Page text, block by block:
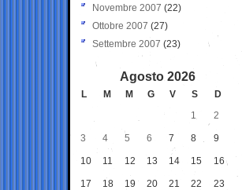
Novembre 2007 (22)
Ottobre 2007 (27)
Settembre 2007 (23)
Agosto 2026
L M M G V S
D
1
2
3 4 5 6 7 8 9
10 11 12 13 14 15 16
17 18 19 20 21 22 23